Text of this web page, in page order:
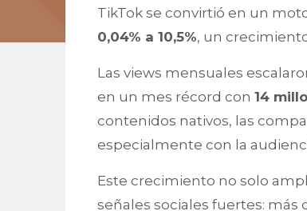
TikTok se convirtió en un
0,04% a 10,5%, un
Las views mensuales
en un mes récord con14
contenidos nativos, las
especialmente con la
Este crecimiento no solo
señales sociales fuertes: